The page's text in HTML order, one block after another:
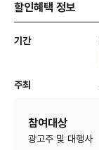
할인혜택 정보
기간
주최
참여대상
광고주 및 대행사